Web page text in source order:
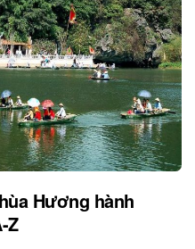
Hương hành
Z